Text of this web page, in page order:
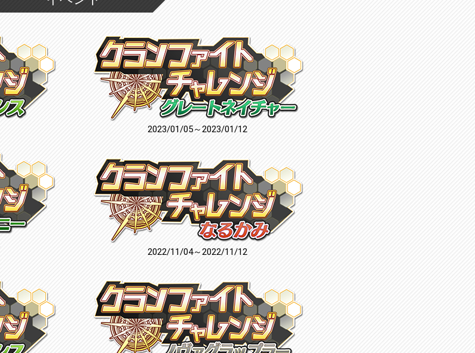
2023/01/05～2023/01/12
2022/11/04～2022/11/12